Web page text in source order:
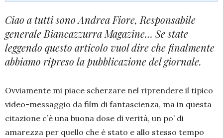
Ciao a tutti sono Andrea Fiore, Responsabile
generale Biancazzurra Magazine… Se state
leggendo questo articolo vuol dire che finalmente
abbiamo ripreso la pubblicazione del giornale.
Ovviamente mi piace scherzare nel riprendere il tipico
video-messaggio da film di fantascienza, ma in questa
citazione c’è una buona dose di verità, un po’ di
amarezza per quello che è stato e allo stesso tempo